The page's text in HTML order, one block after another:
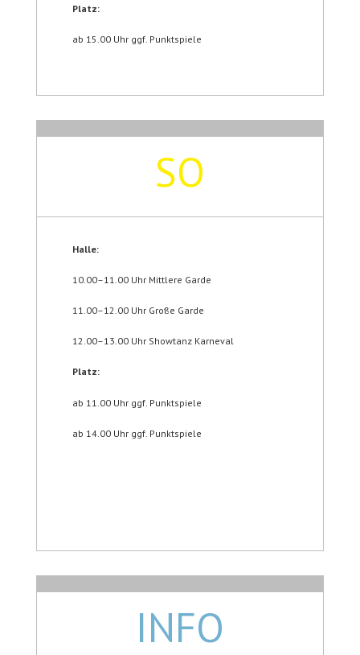
Platz:
ab 15.00 Uhr ggf. Punktspiele
SO
Halle:
10.00–11.00 Uhr Mittlere Garde
11.00–12.00 Uhr Große Garde
12.00–13.00 Uhr Showtanz Karneval
Platz:
ab 11.00 Uhr ggf. Punktspiele
ab 14.00 Uhr ggf. Punktspiele
INFO